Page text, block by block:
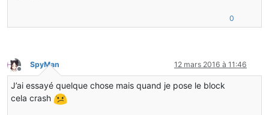
0
Hors-ligne
SpyMan 12 mars 2016 à 11:46
J’ai essayé quelque chose mais quand je pose le block
cela crash